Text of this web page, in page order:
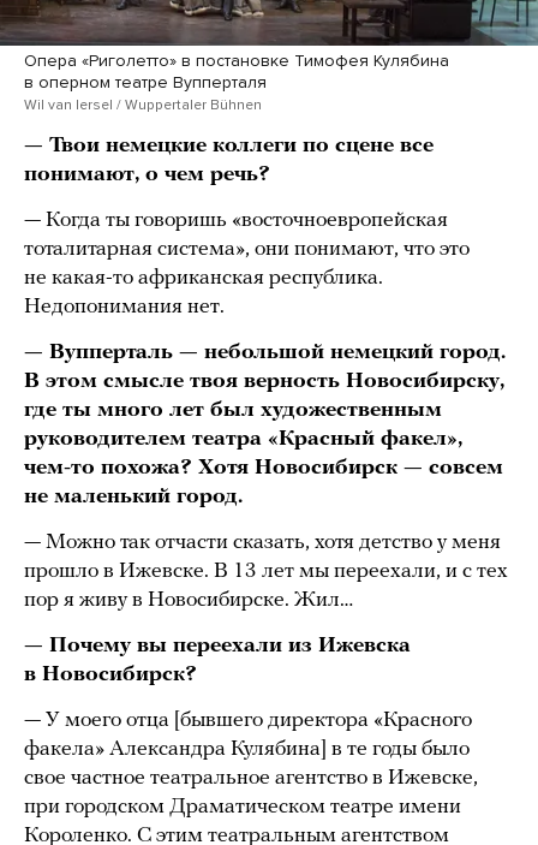
Опера «Риголетто» в постановке Тимофея Кулябина
в оперном театре Вупперталя
Wil van Iersel / Wuppertaler Bühnen
— Твои немецкие коллеги по сцене все
понимают, о чем речь?
— Когда ты говоришь «восточноевропейская
тоталитарная система», они понимают, что это
не какая-то африканская республика.
Недопонимания нет.
— Вупперталь — небольшой немецкий город.
В этом смысле твоя верность Новосибирску,
где ты много лет был художественным
руководителем театра «Красный факел»,
чем-то похожа? Хотя Новосибирск — совсем
не маленький город.
— Можно так отчасти сказать, хотя детство у меня
прошло в Ижевске. В 13 лет мы переехали, и с тех
пор я живу в Новосибирске. Жил…
— Почему вы переехали из Ижевска
в Новосибирск?
— У моего отца [бывшего директора «Красного
факела» Александра Кулябина] в те годы было
свое частное театральное агентство в Ижевске,
при городском Драматическом театре имени
Короленко. С этим театральным агентством